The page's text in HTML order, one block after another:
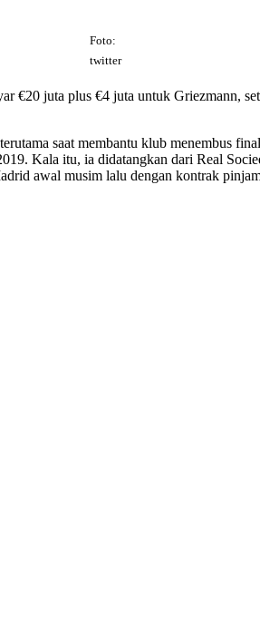
Foto:
twitter
€20 juta plus €4 juta untuk Griezmann,
saat membantu klub menembus
Kala itu, ia didatangkan dari Real
awal musim lalu dengan kontrak